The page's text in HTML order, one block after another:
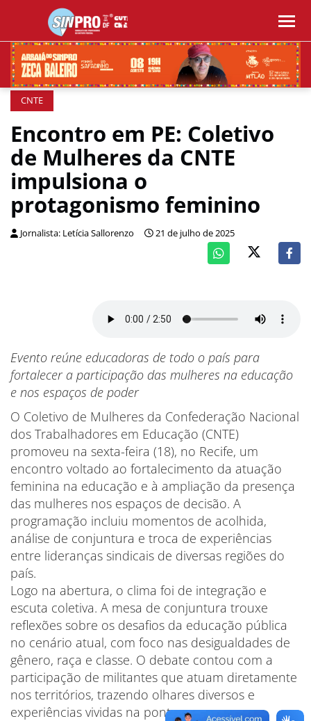
CNTE
Encontro em PE: Coletivo
de Mulheres da CNTE
impulsiona o
protagonismo feminino
Jornalista: Letícia Sallorenzo 21 de julho de 2025
Evento reúne educadoras de todo o país para
fortalecer a participação das mulheres na educação
e nos espaços de poder
O Coletivo de Mulheres da Confederação Nacional
dos Trabalhadores em Educação (CNTE)
promoveu na sexta-feira (18), no Recife, um
encontro voltado ao fortalecimento da atuação
feminina na educação e à ampliação da presença
das mulheres nos espaços de decisão. A
programação incluiu momentos de acolhida,
análise de conjuntura e troca de experiências
entre lideranças sindicais de diversas regiões do
país.
Logo na abertura, o clima foi de integração e
escuta coletiva. A mesa de conjuntura trouxe
reflexões sobre os desafios da educação pública
no cenário atual, com foco nas desigualdades de
gênero, raça e classe. O debate contou com a
participação de militantes que atuam diretamente
nos territórios, trazendo olhares diversos e
experiências vividas na ponta.